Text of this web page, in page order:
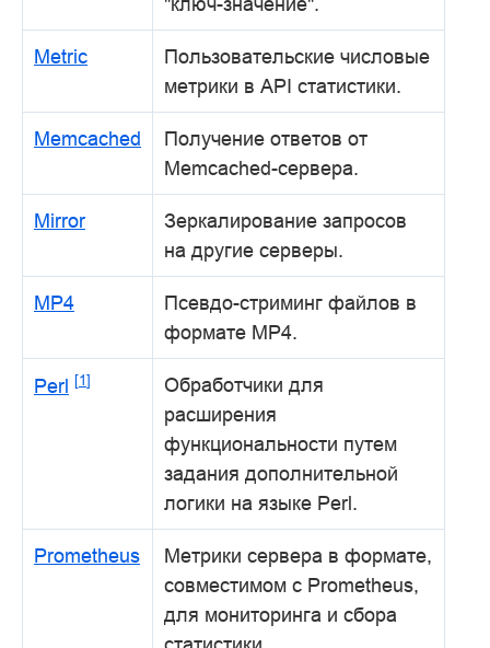
Metric
Пользовательские числовые
метрики в API статистики.
Memcached
Получение ответов от
Memcached-сервера.
Mirror
Зеркалирование запросов
на другие серверы.
MP4
Псевдо-стриминг файлов в
формате MP4.
Perl [1]
Обработчики для
расширения
функциональности путем
задания дополнительной
логики на языке Perl.
Prometheus
Метрики сервера в формате,
совместимом с Prometheus,
для мониторинга и сбора